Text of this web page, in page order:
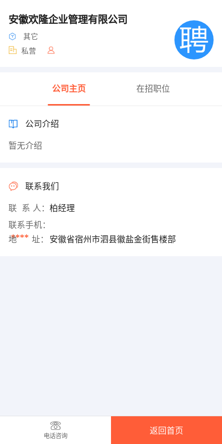
安徽欢隆企业管理有限公司
其它
私营
公司主页 在招职位
公司介绍
暂无介绍
联系我们
联 系 人： 柏经理
联系手机：
****
地 址： 安徽省宿州市泗县徽盐金街售楼部
电话咨询
返回首页